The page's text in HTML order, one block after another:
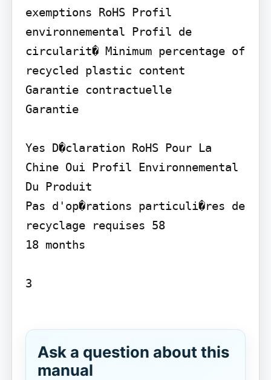
exemptions RoHS Profil
environnemental Profil de
circularit� Minimum percentage of
recycled plastic content
Garantie contractuelle
Garantie
Yes D�claration RoHS Pour La
Chine Oui Profil Environnemental
Du Produit
Pas d'op�rations particuli�res de
recyclage requises 58
18 months
3
Ask a question about this
manual